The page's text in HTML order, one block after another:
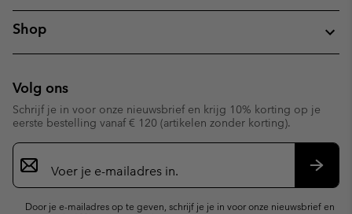
Shop
Volg ons
Schrijf je in voor onze nieuwsbrief en krijg 10% korting op je
eerste bestelling vanaf € 120 (artikelen zonder korting).
Aanmelden
voor
e-
Door je e-mailadres op te geven, schrijf je je in voor onze nieuwsbrief en